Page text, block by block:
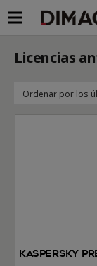
Licencias
Kaspersky